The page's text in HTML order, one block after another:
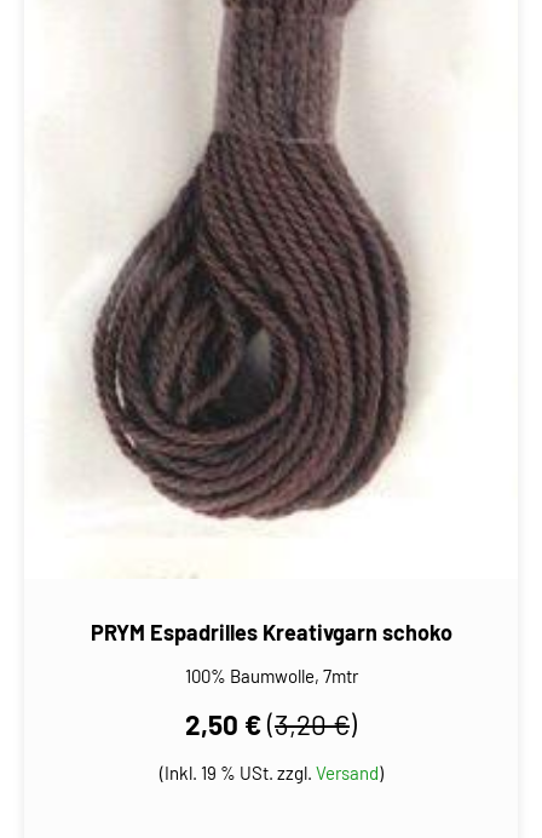
PRYM Espadrilles Kreativgarn schoko
100% Baumwolle, 7mtr
2,50 €(3,20 €)
(Inkl. 19 % USt. zzgl. Versand)